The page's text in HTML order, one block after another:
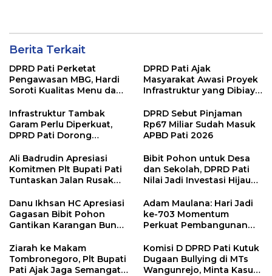
Berita Terkait
DPRD Pati Perketat
Pengawasan MBG, Hardi
Soroti Kualitas Menu dan
DPRD Pati Ajak
Masyarakat Awasi Proyek
Infrastruktur yang Dibiayai
Infrastruktur Tambak
Garam Perlu Diperkuat,
DPRD Pati Dorong
Dukungan Lebih Serius
DPRD Sebut Pinjaman
Rp67 Miliar Sudah Masuk
APBD Pati 2026
Ali Badrudin Apresiasi
Komitmen Plt Bupati Pati
Tuntaskan Jalan Rusak
Bibit Pohon untuk Desa
dan Sekolah, DPRD Pati
Nilai Jadi Investasi Hijau
Danu Ikhsan HC Apresiasi
Gagasan Bibit Pohon
Gantikan Karangan Bunga
Adam Maulana: Hari Jadi
ke-703 Momentum
Perkuat Pembangunan
Masyarakat Pati
Ziarah ke Makam
Tombronegoro, Plt Bupati
Pati Ajak Jaga Semangat
Komisi D DPRD Pati Kutuk
Dugaan Bullying di MTs
Wangunrejo, Minta Kasus